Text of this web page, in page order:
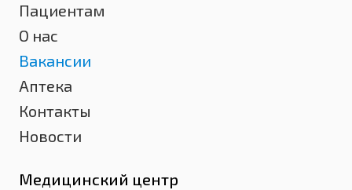
Пациентам
О нас
Вакансии
Аптека
Контакты
Новости
Медицинский центр